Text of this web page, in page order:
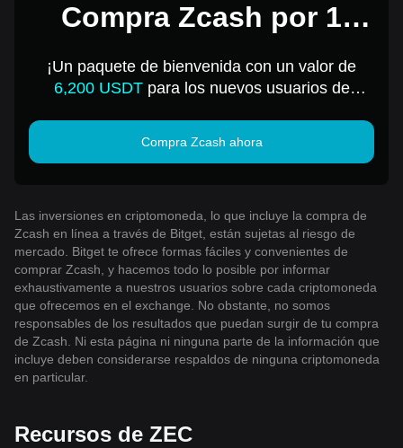
Compra Zcash por 1
¡Un paquete de bienvenida con un valor de
6,200 USDTpara los nuevos usuarios de
Compra Zcash ahora
Las inversiones en criptomoneda, lo que incluye la compra de
Zcash en línea a través de Bitget, están sujetas al riesgo de
mercado. Bitget te ofrece formas fáciles y convenientes de
comprar Zcash, y hacemos todo lo posible por informar
exhaustivamente a nuestros usuarios sobre cada criptomoneda
que ofrecemos en el exchange. No obstante, no somos
responsables de los resultados que puedan surgir de tu compra
de Zcash. Ni esta página ni ninguna parte de la información que
incluye deben considerarse respaldos de ninguna criptomoneda
en particular.
Recursos de ZEC